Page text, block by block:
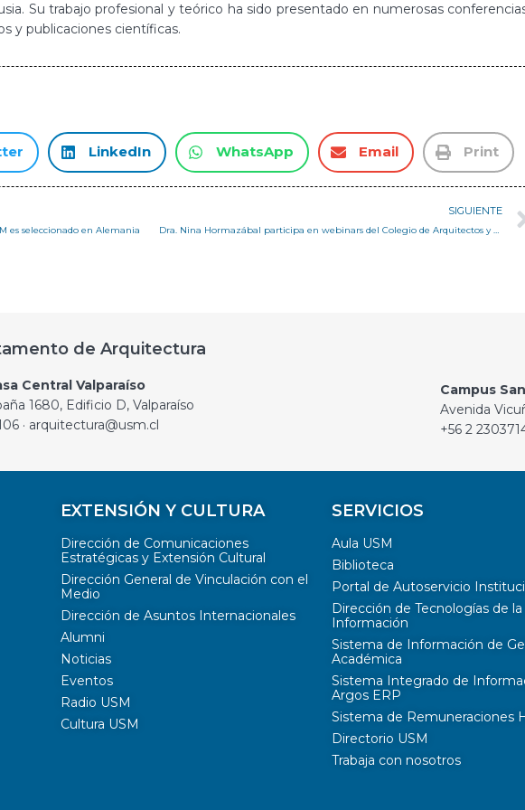
Su trabajo profesional y teórico ha sido presentado en numerosas
y publicaciones científicas.
LinkedIn WhatsApp Email Print
es seleccionado en Alemania
SIGUIENTE
de Arquitectura
Central Valparaíso
1680, Edificio D, Valparaíso
· arquitectura@usm.cl
Campus
Avenida
+56 2
EXTENSIÓN Y CULTURA
Dirección de Comunicaciones
Estratégicas y Extensión Cultural
Dirección General de Vinculación con el
Medio
Dirección de Asuntos Internacionales
Alumni
Noticias
Eventos
Radio USM
Cultura USM
SERVICIOS
Aula USM
Biblioteca
Portal de Autoservicio
Dirección de Tecnologías de la
Información
Sistema de Información de
Académica
Sistema Integrado de
Argos ERP
Sistema de Remuneraciones
Directorio USM
Trabaja con nosotros